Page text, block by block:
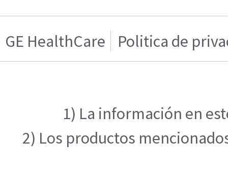
GE HealthCare Politica de
1) La información en
2) Los productos